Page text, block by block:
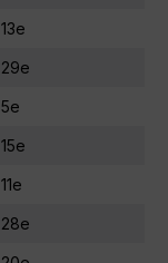
13e
29e
5e
15e
11e
28e